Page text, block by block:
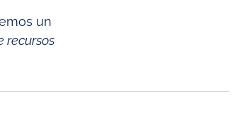
un
recursos